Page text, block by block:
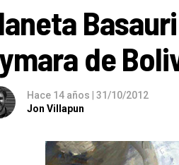
de
Hace 14 años | 31/10/2012
Jon Villapun